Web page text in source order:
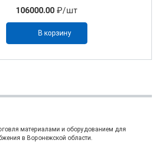
106000.00 ₽/шт
В корзину
материалами и оборудованием для
в Воронежской области.